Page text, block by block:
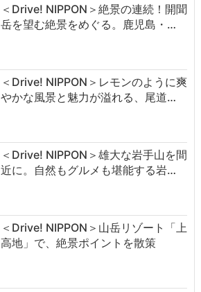
＜Drive! NIPPON＞絶景の連続！開聞
岳を望む絶景をめぐる。鹿児島・…
＜Drive! NIPPON＞レモンのように爽
やかな風景と魅力が溢れる、尾道…
＜Drive! NIPPON＞雄大な岩手山を間
近に。自然もグルメも堪能する岩…
＜Drive! NIPPON＞山岳リゾート「上
高地」で、絶景ポイントを散策